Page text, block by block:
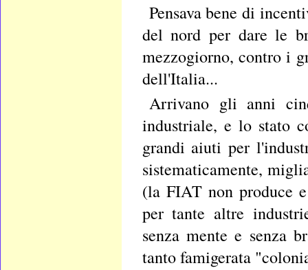
Pensava bene di
del nord per dare le
mezzogiorno, contro i
dell'Italia...
Arrivano gli anni
industriale, e lo stato
grandi aiuti per
sistematicamente,
(la FIAT non produce
per tante altre
senza mente e senza
tanto famigerata